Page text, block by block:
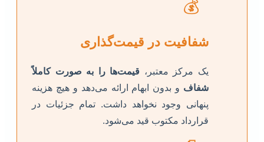
💰
شفافیت در قیمت‌گذاری
یک مرکز معتبر، قیمت‌ها را به صورت کاملاً
شفاف و بدون ابهام ارائه می‌دهد و هیچ هزینه
پنهانی وجود نخواهد داشت. تمام جزئیات در
قرارداد مکتوب قید می‌شود.